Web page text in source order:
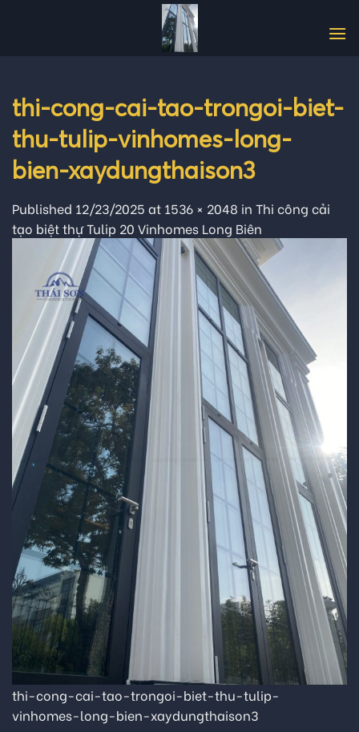
thi-cong-cai-tao-trongoi-biet-
thu-tulip-vinhomes-long-
bien-xaydungthaison3
Published 12/23/2025 at 1536 × 2048 in Thi công cải
tạo biệt thự Tulip 20 Vinhomes Long Biên
thi-cong-cai-tao-trongoi-biet-thu-tulip-
vinhomes-long-bien-xaydungthaison3